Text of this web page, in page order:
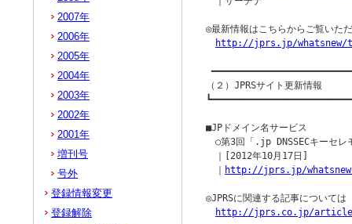
◎最新情報はこちらからご覧いた
http://jprs.jp/whatsnew/
（２）JPRSサイト更新情報
■JPドメイン名サービス
○第3回「.jp DNSSECキーセレ
｜[2012年10月17日]
http://jprs.jp/whatsnew/
◎JPRSに関連する記事について
http://jprs.co.jp/
2007年
2006年
2005年
2004年
2003年
2002年
2001年
増刊号
号外
登録情報変更
登録解除